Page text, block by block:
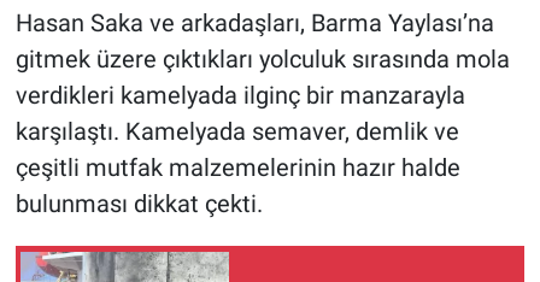
Hasan Saka ve arkadaşları, Barma Yaylası’na
gitmek üzere çıktıkları yolculuk sırasında mola
verdikleri kamelyada ilginç bir manzarayla
karşılaştı. Kamelyada semaver, demlik ve
çeşitli mutfak malzemelerinin hazır halde
bulunması dikkat çekti.